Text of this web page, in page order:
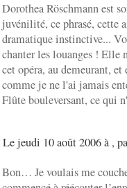
Dorothea Röschmann est
juvénilité, ce phrasé, cette
dramatique instinctive...
chanter les louanges ! Elle
cet opéra, au demeurant,
comme je ne l'ai jamais
Flûte bouleversant, ce qui
Le jeudi 10 août 2006 à ,
Bon… Je voulais me